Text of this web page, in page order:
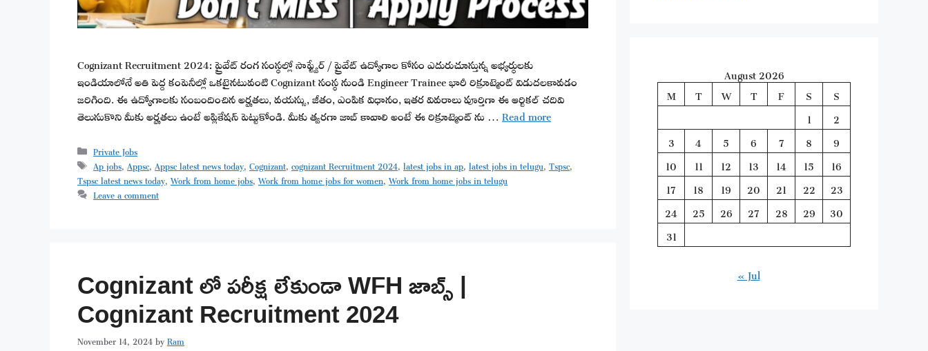
Cognizant Recruitment 2024: ప్రైవేట్ రంగ సంస్థల్లో సాఫ్ట్వేర్ / ప్రైవేట్ ఉద్యోగాల కోసం ఎదురుచూస్తున్న అభ్యర్థులకు
ఇండియాలోనే అతి పెద్ద కంపెనీల్లో ఒకటైనటువంటి Cognizant సంస్థ నుండి Engineer Trainee భారీ రిక్రూట్మెంట్ విడుదలకావడం
జరిగింది. ఈ ఉద్యోగాలకు సంబందించిన అర్హతలు, వయస్సు, జీతం, ఎంపిక విధానం, ఇతర వివరాలు పూర్తిగా ఈ ఆర్టికల్ చదివి
తెలుసుకొని మీకు అర్హతలు ఉంటే అప్లికేషన్ పెట్టుకోండి. మీకు త్వరగా జాబ్ కావాలి అంటే ఈ రిక్రూట్మెంట్ ను …Read more
Categories
Private Jobs
Tags
Ap jobs,Appsc,Appsc latest news today,Cognizant,cognizant Recruitment 2024,latest jobs in ap,latest jobs in telugu,Tspsc,
Tspsc latest news today,Work from home jobs,Work from home jobs for women,Work from home jobs in telugu
Leave a comment
Cognizant లో పరీక్ష లేకుండా WFH జాబ్స్ |
Cognizant Recruitment 2024
November 14, 2024byRam
August 2026
M
T W T F S
S
1
2
3
4 5 6 7 8
9
10
11 12 13 14 15
16
17
18 19 20 21 22
23
24
25 26 27 28 29
30
31
« Jul